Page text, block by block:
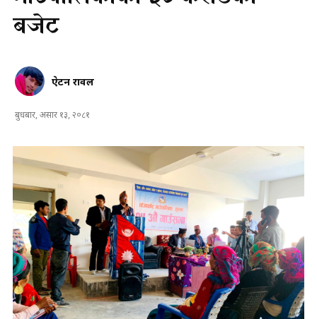
बजेट
ऐटन रावल
बुधबार, असार १३, २०८१